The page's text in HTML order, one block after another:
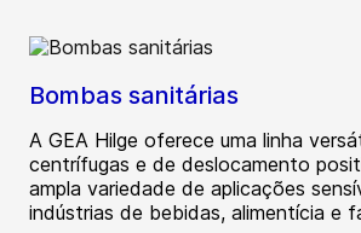
Bombas sanitárias
A GEA Hilge oferece uma linha
centrífugas e de deslocamento
ampla variedade de aplicações
indústrias de bebidas, alimentícia e